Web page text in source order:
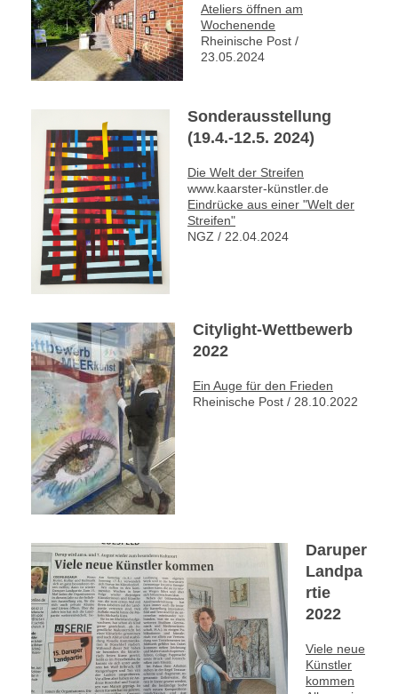
Ateliers öffnen am
Wochenende
Rheinische Post /
23.05.2024
Sonderausstellung
(19.4.-12.5. 2024)
Die Welt der Streifen
www.kaarster-künstler.de
Eindrücke aus einer "Welt der
Streifen"
NGZ / 22.04.2024
Citylight-Wettbewerb
2022
Ein Auge für den Frieden
Rheinische Post / 28.10.2022
Daruper
Landpa
rtie
2022
Viele neue
Künstler
kommen